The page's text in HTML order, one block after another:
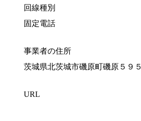
回線種別
固定電話
事業者の住所
茨城県北茨城市磯原町磯原５９５
URL